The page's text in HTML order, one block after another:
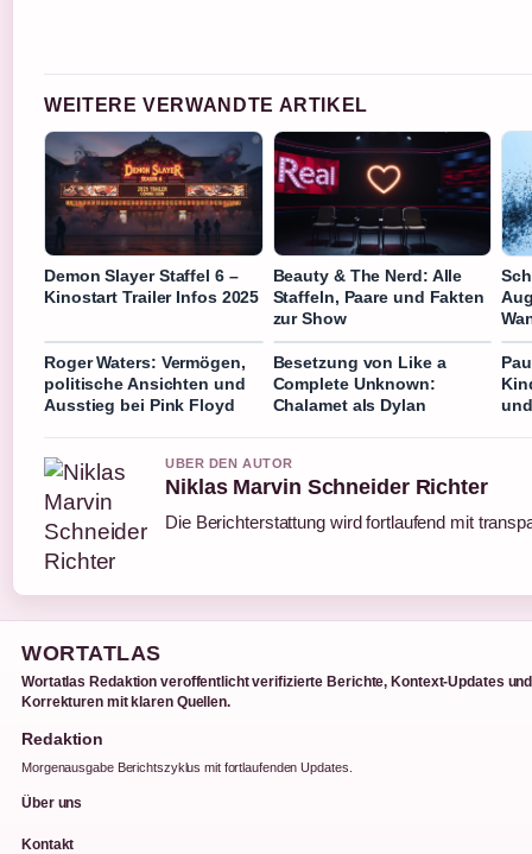
WEITERE VERWANDTE ARTIKEL
Demon Slayer Staffel 6 –
Kinostart Trailer Infos 2025
Beauty & The Nerd: Alle
Staffeln, Paare und Fakten
zur Show
Roger Waters: Vermögen,
politische Ansichten und
Ausstieg bei Pink Floyd
Besetzung von Like a
Complete Unknown:
Chalamet als Dylan
UBER DEN AUTOR
Niklas Marvin Schneider Richter
Die Berichterstattung wird fortlaufend mit
WORTATLAS
Wortatlas Redaktion veroffentlicht verifizierte Berichte, Kontext-Updates und
Korrekturen mit klaren Quellen.
Redaktion
Morgenausgabe Berichtszyklus mit fortlaufenden Updates.
Über uns
Kontakt